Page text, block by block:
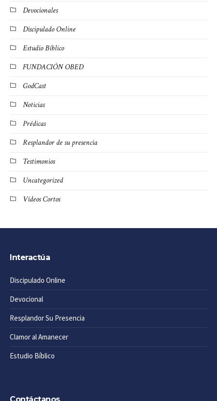
Devocionales
Discipulado Online
Estudio Bíblico
FUNDACIÓN OBED
GodCast
Noticias
Prédicas
Resplandor de su presencia
Testimonios
Uncategorized
Vídeos Cortos
Interactúa
Discipulado Online
Devocional
Resplandor Su Presencia
Clamor al Amanecer
Estudio Bíblico